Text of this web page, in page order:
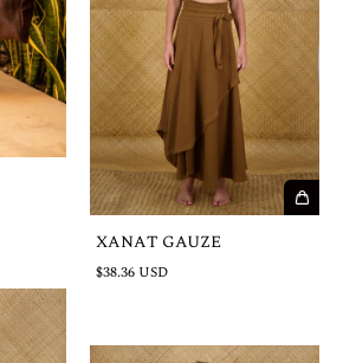
XANAT GAUZE
$38.36 USD